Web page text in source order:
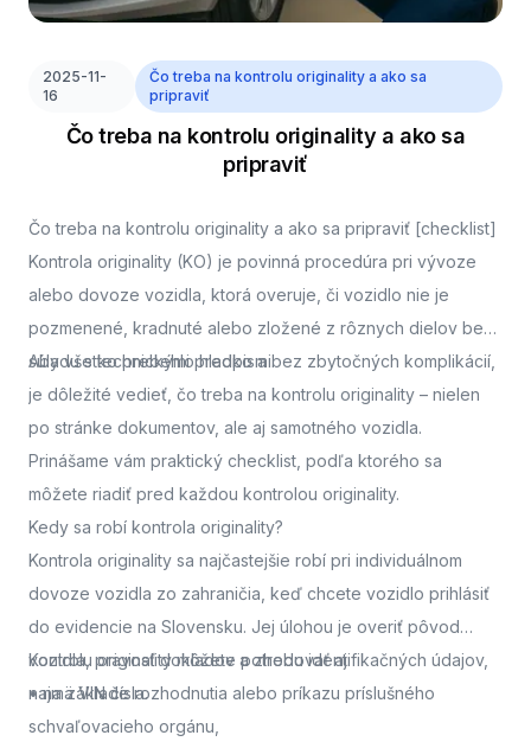
2025-11-
16
Čo treba na kontrolu originality a ako sa
pripraviť
Čo treba na kontrolu originality a ako sa
pripraviť
Čo treba na kontrolu originality a ako sa pripraviť [checklist]
Kontrola originality (KO) je povinná procedúra pri vývoze
alebo dovoze vozidla, ktorá overuje, či vozidlo nie je
pozmenené, kradnuté alebo zložené z rôznych dielov bez
súladu s technickými predpismi.
Aby všetko prebehlo hladko a bez zbytočných komplikácií,
je dôležité vedieť, čo treba na kontrolu originality – nielen
po stránke dokumentov, ale aj samotného vozidla.
Prinášame vám praktický checklist, podľa ktorého sa
môžete riadiť pred každou kontrolou originality.
Kedy sa robí kontrola originality?
Kontrola originality sa najčastejšie robí pri individuálnom
dovoze vozidla zo zahraničia, keď chcete vozidlo prihlásiť
do evidencie na Slovensku. Jej úlohou je overiť pôvod
vozidla, pravosť dokladov a zhodu identifikačných údajov,
najmä VIN čísla.
Kontrolu originality môžete potrebovať aj:
• na základe rozhodnutia alebo príkazu príslušného
schvaľovacieho orgánu,